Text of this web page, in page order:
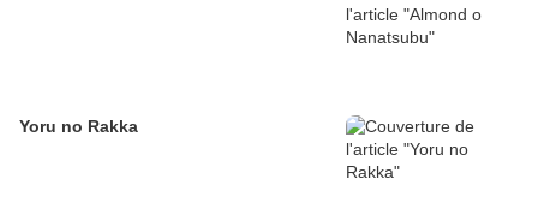
Yoru no Rakka